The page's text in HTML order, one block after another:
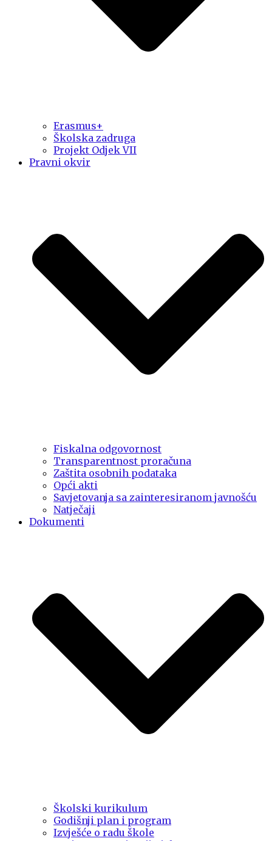
Erasmus+
Školska zadruga
Projekt Odjek VII
Pravni okvir
Fiskalna odgovornost
Transparentnost proračuna
Zaštita osobnih podataka
Opći akti
Savjetovanja sa zainteresiranom javnošću
Natječaji
Dokumenti
Školski kurikulum
Godišnji plan i program
Izvješće o radu škole